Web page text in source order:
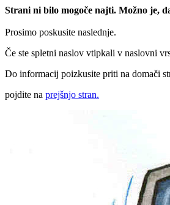
Strani ni bilo mogoče najti. Možno je,
Prosimo poskusite naslednje.
Če ste spletni naslov vtipkali v naslovni
Do informacij poizkusite priti na domači
pojdite na prejšnjo stran.